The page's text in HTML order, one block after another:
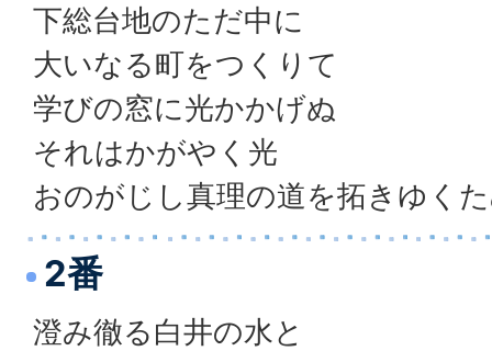
下総台地のただ中に
大いなる町をつくりて
学びの窓に光かかげぬ
それはかがやく光
おのがじし真理の道を拓きゆく
2番
澄み徹る白井の水と